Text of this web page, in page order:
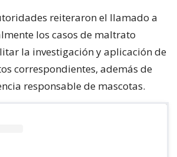
reiteraron el llamado a
los casos de maltrato
la investigación y aplicación de
correspondientes, además de
responsable de mascotas.